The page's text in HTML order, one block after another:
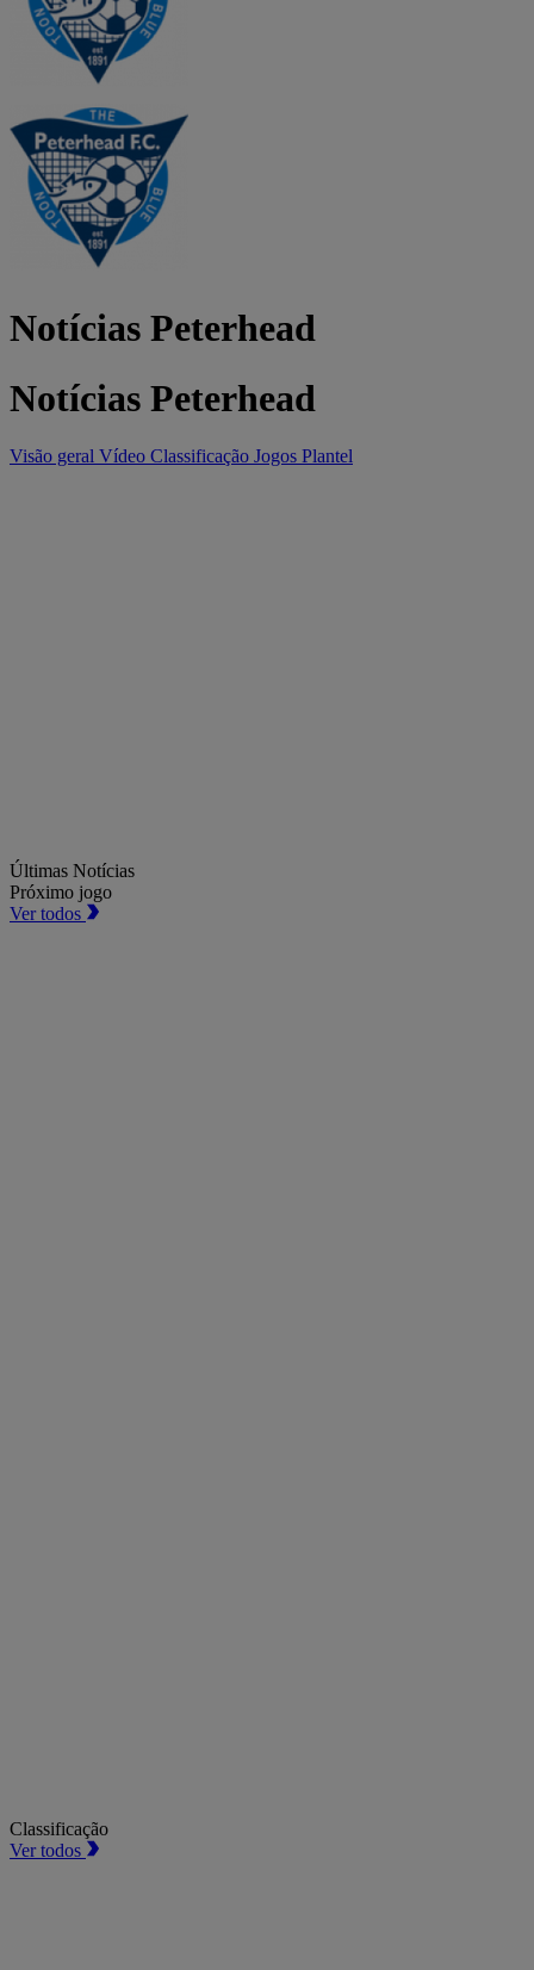
Notícias Peterhead
Notícias Peterhead
Visão geral Vídeo Classificação Jogos Plantel
Últimas Notícias
Próximo jogo
Ver todos
Classificação
Ver todos